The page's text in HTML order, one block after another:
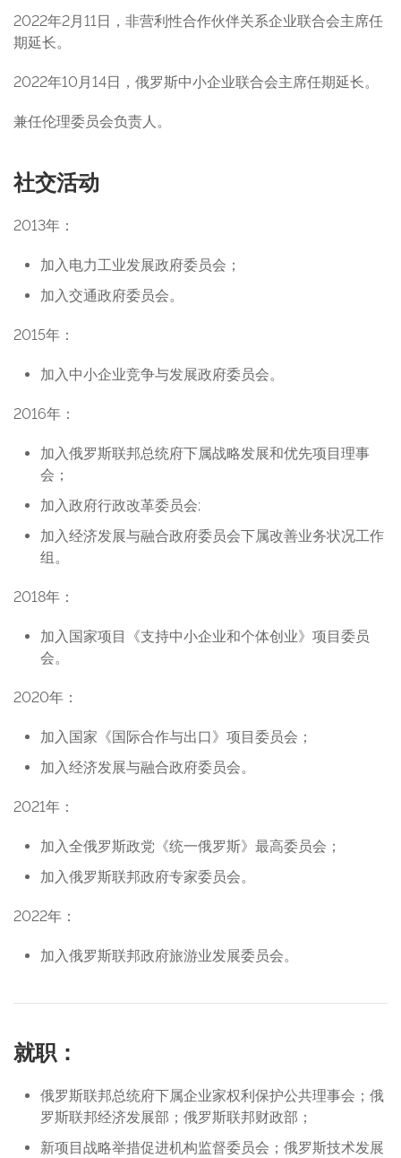
2022年2月11日，非营利性合作伙伴关系企业联合会主席任
期延长。
2022年10月14日，俄罗斯中小企业联合会主席任期延长。
兼任伦理委员会负责人。
社交活动
2013年：
加入电力工业发展政府委员会；
加入交通政府委员会。
2015年：
加入中小企业竞争与发展政府委员会。
2016年：
加入俄罗斯联邦总统府下属战略发展和优先项目理事
会；
加入政府行政改革委员会;
加入经济发展与融合政府委员会下属改善业务状况工作
组。
2018年：
加入国家项目《支持中小企业和个体创业》项目委员
会。
2020年：
加入国家《国际合作与出口》项目委员会；
加入经济发展与融合政府委员会。
2021年：
加入全俄罗斯政党《统一俄罗斯》最高委员会；
加入俄罗斯联邦政府专家委员会。
2022年：
加入俄罗斯联邦政府旅游业发展委员会。
就职：
俄罗斯联邦总统府下属企业家权利保护公共理事会；俄
罗斯联邦经济发展部；俄罗斯联邦财政部；
新项目战略举措促进机构监督委员会；俄罗斯技术发展